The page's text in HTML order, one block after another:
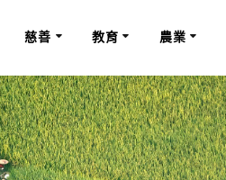
慈善 教育 農業